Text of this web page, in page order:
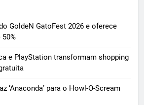
GoldeN GatoFest 2026 e oferece
e PlayStation transformam shopping
‘Anaconda’ para o Howl-O-Scream